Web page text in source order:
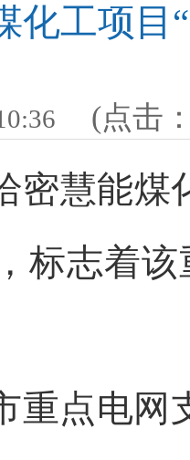
化工项
(点击
密慧能煤
标志着
重点电网